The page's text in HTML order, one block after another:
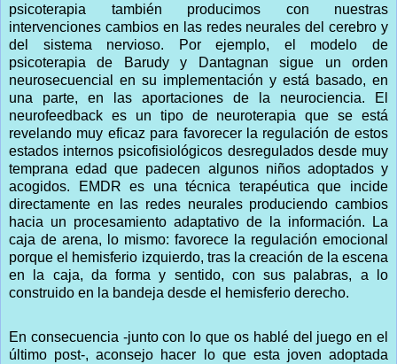
psicoterapia también producimos con nuestras
intervenciones cambios en las redes neurales del cerebro y
del sistema nervioso. Por ejemplo, el modelo de
psicoterapia de Barudy y Dantagnan sigue un orden
neurosecuencial en su implementación y está basado, en
una parte, en las aportaciones de la neurociencia. El
neurofeedback es un tipo de neuroterapia que se está
revelando muy eficaz para favorecer la regulación de estos
estados internos psicofisiológicos desregulados desde muy
temprana edad que padecen algunos niños adoptados y
acogidos. EMDR es una técnica terapéutica que incide
directamente en las redes neurales produciendo cambios
hacia un procesamiento adaptativo de la información. La
caja de arena, lo mismo: favorece la regulación emocional
porque el hemisferio izquierdo, tras la creación de la escena
en la caja, da forma y sentido, con sus palabras, a lo
construido en la bandeja desde el hemisferio derecho.
En consecuencia -junto con lo que os hablé del juego en el
último post-, aconsejo hacer lo que esta joven adoptada